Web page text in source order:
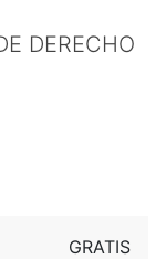
DERECHO
GRATIS